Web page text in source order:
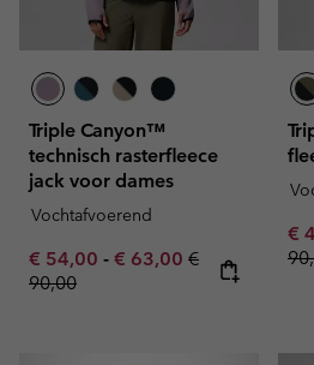
Triple Canyon™
technisch rasterfleece
jack voor dames
Vochtafvoerend
Minimum sale price:
€ 54,00 - Maximum sale price:
€ 63,00 Regular price:
€
90,00
€